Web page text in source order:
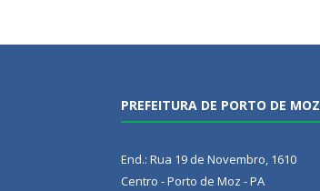
PREFEITURA DE PORTO DE MOZ
End.: Rua 19 de Novembro, 1610
Centro - Porto de Moz - PA